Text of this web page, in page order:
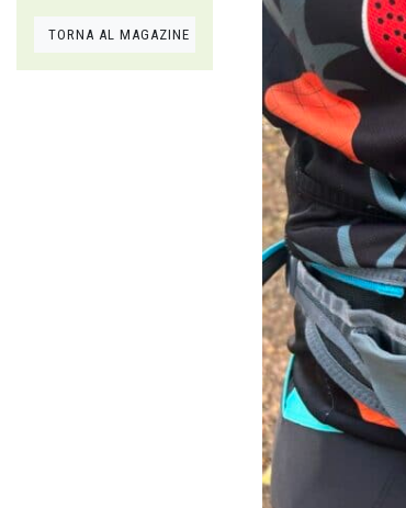
TORNA AL MAGAZINE